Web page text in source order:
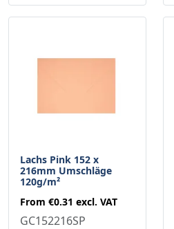
Lachs Pink 152 x
216mm Umschläge
120g/m²
From €0.31 excl. VAT
GC152216SP